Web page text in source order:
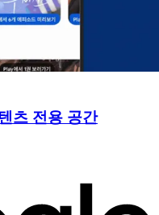
츠 전용 공간